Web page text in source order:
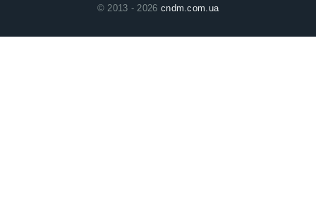
© 2013 - 2026 cndm.com.ua